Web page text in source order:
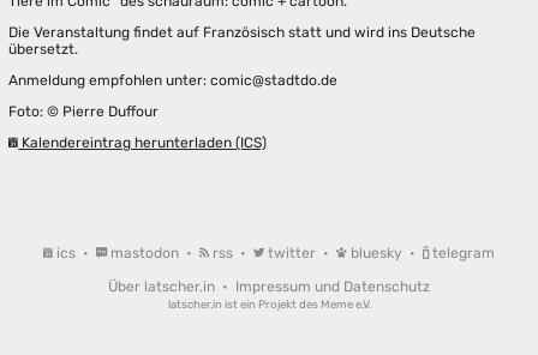
Die Veranstaltung findet auf Französisch statt und wird ins Deutsche
übersetzt.
Anmeldung empfohlen unter: comic@stadtdo.de
Foto: © Pierre Duffour
Kalendereintrag herunterladen (ICS)
ics • mastodon • rss • twitter • bluesky •
telegram
Über latscher.in • Impressum und Datenschutz
latscher.in ist ein Projekt des Meme e.V.